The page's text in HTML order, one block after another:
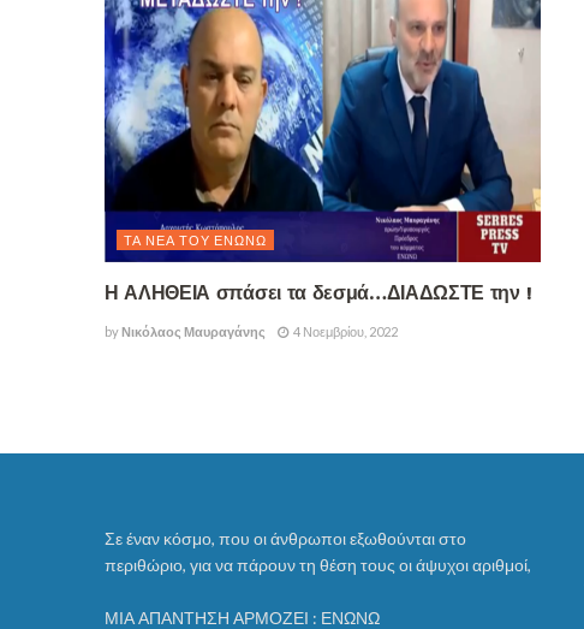
ΤΑ ΝΈΑ ΤΟΥ ΕΝΏΝΩ
Η ΑΛΗΘΕΙΑ σπάσει τα δεσμά…ΔΙΑΔΩΣΤΕ την !
byΝικόλαος Μαυραγάνης 4 Νοεμβρίου, 2022
Σε έναν κόσμο, που οι άνθρωποι εξωθούνται στο
περιθώριο, για να πάρουν τη θέση τους οι άψυχοι αριθμοί,
ΜΙΑ ΑΠΑΝΤΗΣΗ ΑΡΜΟΖΕΙ : ΕΝΩΝΩ